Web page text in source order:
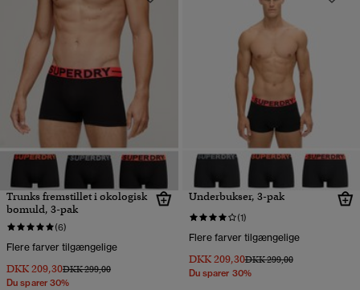
Trunks fremstillet i økologisk
bomuld, 3-pak
(6)
Flere farver tilgængelige
DKK 209,30Pris nedsat fra
DKK 299,00til
Du sparer 30%
Underbukser, 3-pak
(1)
Flere farver tilgængelige
DKK 209,30Pris nedsat fra
DKK 299,00til
Du sparer 30%